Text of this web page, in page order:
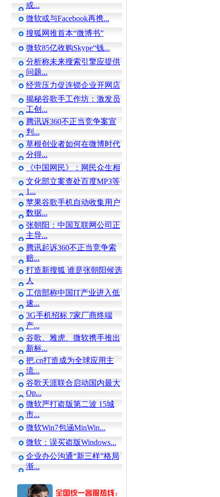
或...
微软或与Facebook再携...
搜狐网推首本“微博书”
微软85亿收购Skype“钱...
分析称未来搜索引擎应提供
问题...
经营压力促连锁企业开网店
揭秘谷歌手工作坊：激发员
工创...
腾讯诉360不正当竞争案宣
判...
草根创业者如何在微博时代
分得...
《中国网民》：网民众生相
文化部立案查处百度MP3等
1...
苹果谷歌手机自动收集用户
数据...
张朝阳：中国互联网公司正
主导...
腾讯起诉360不正当竞争索
赔...
打造新搜狐 谁是张朝阳候选
人
工信部称中国IT产业进入低
速...
3G手机招标 7家厂商终端
产...
谷歌、雅虎、微软携手推出
新标...
把.cn打造成为全球应用主
流...
谷歌天涯联合启动国内最大
Op...
微软严打盗版第二波 15城
市...
微软Win7包涵MinWin...
微软：误买盗版Windows...
企业办公沟通“新三样”格局
渐...